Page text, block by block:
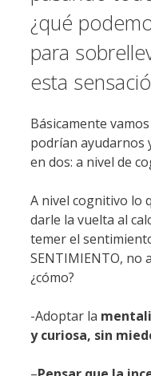
¿qué
para
esta
Básicamente
podrían ayudarnos
en dos: a nivel de
A nivel cognitivo lo
darle la vuelta al
temer el
SENTIMIENTO, no
¿cómo?
-Adoptar la
y curiosa, sin